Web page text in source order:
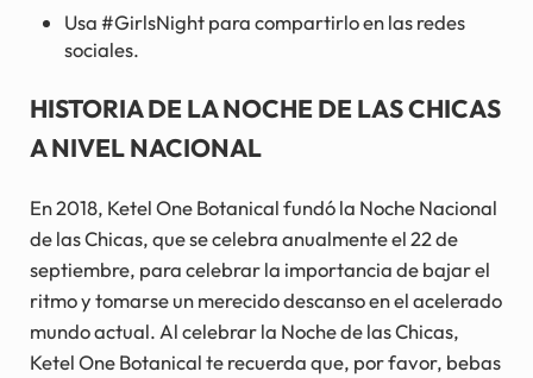
Usa #GirlsNight para compartirlo en las redes
sociales.
HISTORIA DE LA NOCHE DE LAS CHICAS
A NIVEL NACIONAL
En 2018, Ketel One Botanical fundó la Noche Nacional
de las Chicas, que se celebra anualmente el 22 de
septiembre, para celebrar la importancia de bajar el
ritmo y tomarse un merecido descanso en el acelerado
mundo actual. Al celebrar la Noche de las Chicas,
Ketel One Botanical te recuerda que, por favor, bebas